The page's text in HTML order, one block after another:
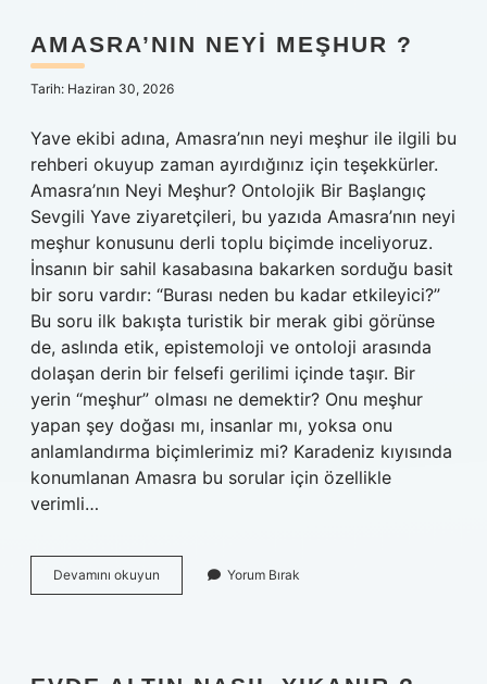
?
AMASRA’NIN NEYI MEŞHUR ?
Tarih: Haziran 30, 2026
Yave ekibi adına, Amasra’nın neyi meşhur ile ilgili bu
rehberi okuyup zaman ayırdığınız için teşekkürler.
Amasra’nın Neyi Meşhur? Ontolojik Bir Başlangıç
Sevgili Yave ziyaretçileri, bu yazıda Amasra’nın neyi
meşhur konusunu derli toplu biçimde inceliyoruz.
İnsanın bir sahil kasabasına bakarken sorduğu basit
bir soru vardır: “Burası neden bu kadar etkileyici?”
Bu soru ilk bakışta turistik bir merak gibi görünse
de, aslında etik, epistemoloji ve ontoloji arasında
dolaşan derin bir felsefi gerilimi içinde taşır. Bir
yerin “meşhur” olması ne demektir? Onu meşhur
yapan şey doğası mı, insanlar mı, yoksa onu
anlamlandırma biçimlerimiz mi? Karadeniz kıyısında
konumlanan Amasra bu sorular için özellikle
verimli…
Devamını okuyun Amasra’nın
neyi
Yorum Bırak